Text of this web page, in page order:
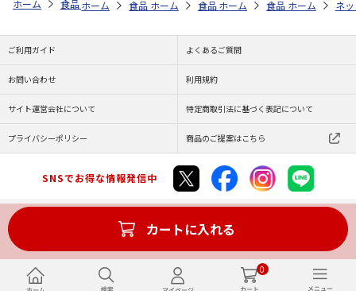
0
カートに入れる
ホーム 食品・グルメストア スタミナグルメ特集 カテゴリから探す
ホーム 食品・グルメストア スタミナグルメ特集 シ
ホーム 食品・グルメストア スタミナグ
ホーム 食品・グルメストア
ホーム ネ
ご利用ガイド よくあるご質問
お問い合わせ 利用規約
サイト運営会社について 特定商取引法に基づく表記について
プライバシーポリシー 商品のご提案はこちら
SNSでお得な情報発信中
Copyright (C) JAPAN POST Co.,Ltd. All Rights Reserved.